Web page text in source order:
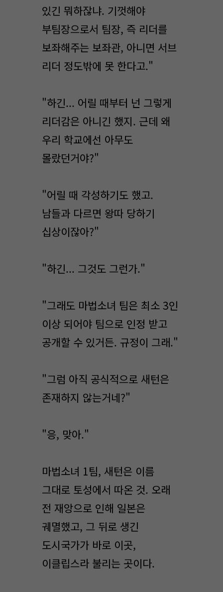
있긴 뭐하잖냐. 기껏해야
부팀장으로서 팀장, 즉 리더를
보좌해주는 보좌관, 아니면 서브
리더 정도밖에 못 한다고."
"하긴... 어릴 때부터 넌 그렇게
리더감은 아니긴 했지. 근데 왜
우리 학교에선 아무도
몰랐던거야?"
"어릴 때 각성하기도 했고.
남들과 다르면 왕따 당하기
십상이잖아?"
"하긴... 그것도 그런가."
"그래도 마법소녀 팀은 최소 3인
이상 되어야 팀으로 인정 받고
공개할 수 있거든. 규정이 그래."
"그럼 아직 공식적으로 새턴은
존재하지 않는거네?"
"응, 맞아."
마법소녀 1팀, 새턴은 이름
그대로 토성에서 따온 것. 오래
전 재앙으로 인해 일본은
궤멸했고, 그 뒤로 생긴
도시국가가 바로 이곳,
이클립스라 불리는 곳이다.